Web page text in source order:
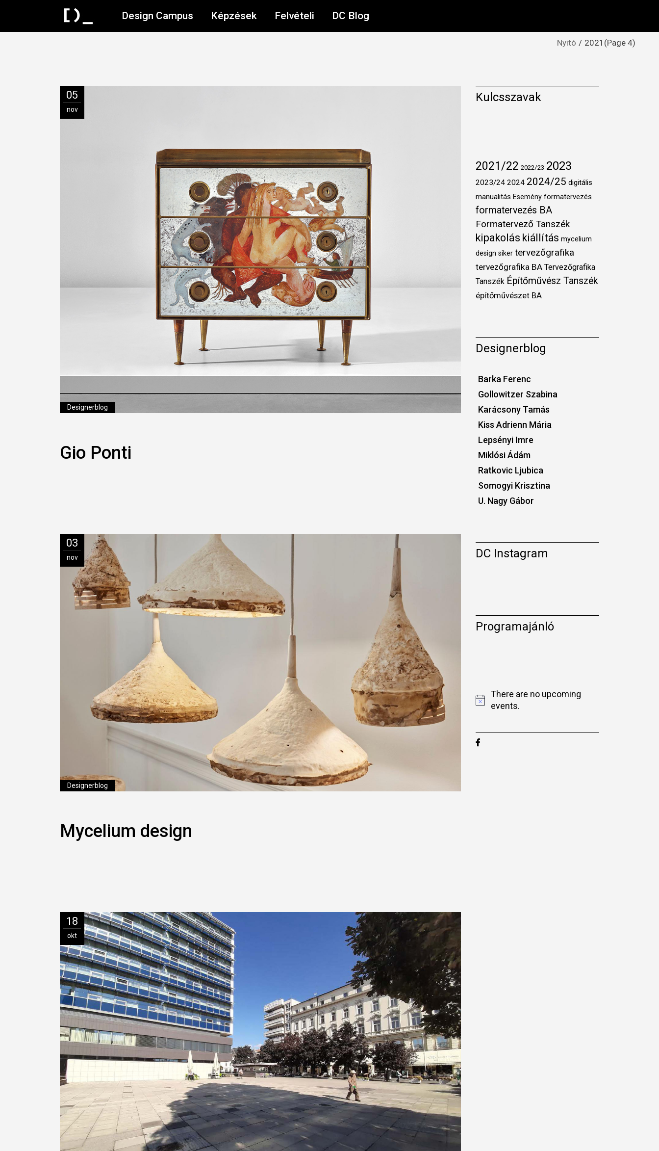
Design Campus Képzések Felvételi DC Blog
Nyitó 2021 (Page 4)
05
nov
Designerblog
Gio Ponti
03
nov
Designerblog
Mycelium design
18
okt
Kulcsszavak
2021/22 2022/23 2023
2023/24 2024 2024/25 digitális
manualitás Esemény formatervezés
formatervezés BA
Formatervező Tanszék
kipakolás kiállítás mycelium
design siker tervezőgrafika
tervezőgrafika BA Tervezőgrafika
Tanszék Építőművész Tanszék
építőművészet BA
Designerblog
Barka Ferenc
Gollowitzer Szabina
Karácsony Tamás
Kiss Adrienn Mária
Lepsényi Imre
Miklósi Ádám
Ratkovic Ljubica
Somogyi Krisztina
U. Nagy Gábor
DC Instagram
Programajánló
There are no upcoming
events.